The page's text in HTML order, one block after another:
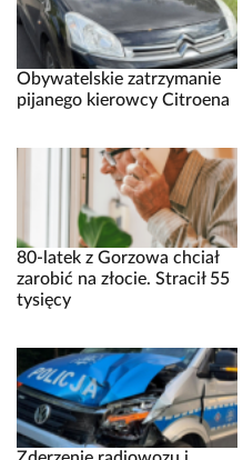
Obywatelskie zatrzymanie
pijanego kierowcy Citroena
80-latek z Gorzowa chciał
zarobić na złocie. Stracił 55
tysięcy